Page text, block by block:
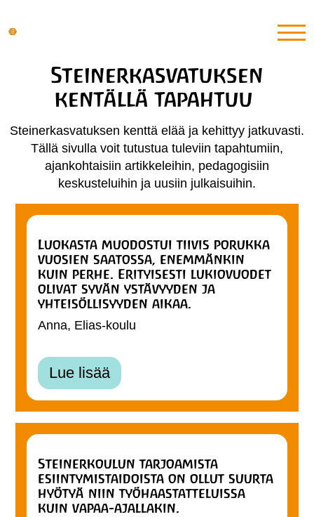
Steinerkasvatuksen
kentällä tapahtuu
Steinerkasvatuksen kenttä elää ja kehittyy jatkuvasti.
Tällä sivulla voit tutustua tuleviin tapahtumiin,
ajankohtaisiin artikkeleihin, pedagogisiin
keskusteluihin ja uusiin julkaisuihin.
Luokasta muodostui tiivis porukka
vuosien saatossa, enemmänkin
kuin perhe. Erityisesti lukiovuodet
olivat syvän ystävyyden ja
yhteisöllisyyden aikaa.
Anna, Elias-koulu
Lue lisää
Steinerkoulun tarjoamista
esiintymistaidoista on ollut suurta
hyötyä niin työhaastatteluissa
kuin vapaa-ajallakin.